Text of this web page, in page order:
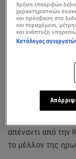
Απόσπασμα της
Συνταρακτικές
απέναντι από την
το μέλλον της
Χρήση επακριβών
χαρακτηριστικών
και πρόσβαση στα
και περιεχόμενο,
και ανάπτυξη
Κατάλογος